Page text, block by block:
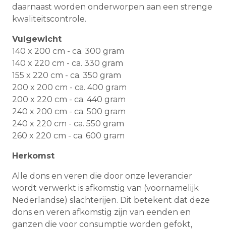
daarnaast worden onderworpen aan een strenge
kwaliteitscontrole.
Vulgewicht
140 x 200 cm - ca. 300 gram
140 x 220 cm - ca. 330 gram
155 x 220 cm - ca. 350 gram
200 x 200 cm - ca. 400 gram
200 x 220 cm - ca. 440 gram
240 x 200 cm - ca. 500 gram
240 x 220 cm - ca. 550 gram
260 x 220 cm - ca. 600 gram
Herkomst
Alle dons en veren die door onze leverancier
wordt verwerkt is afkomstig van (voornamelijk
Nederlandse) slachterijen. Dit betekent dat deze
dons en veren afkomstig zijn van eenden en
ganzen die voor consumptie worden gefokt,